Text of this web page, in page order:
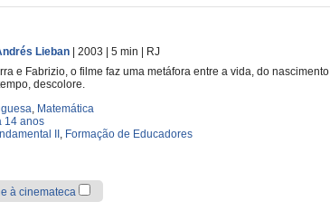
Lieban | 2003 | 5 min
RJ
e Fabrizio, o filme faz uma metáfora entre a vida, do nascimento
descolore.
, Matemática
14 anos
II , Formação de Educadores
à cinemateca